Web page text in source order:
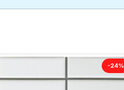
-24%